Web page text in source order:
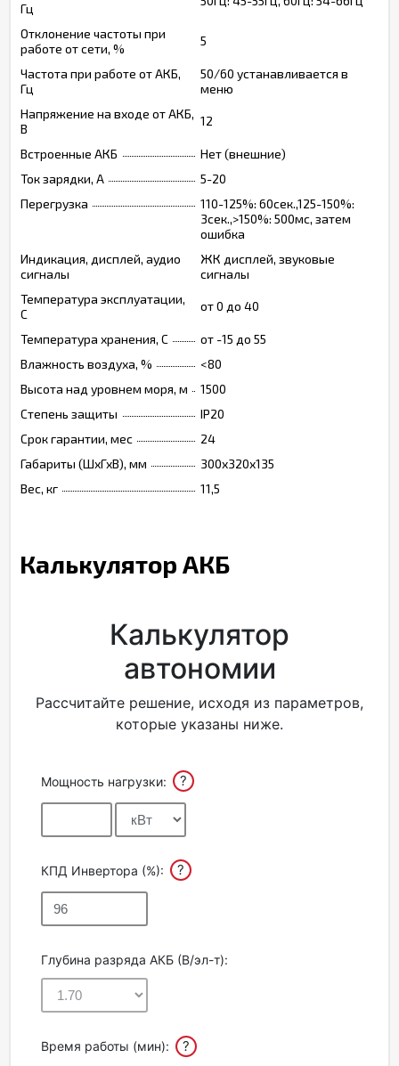
Гц
Отклонение частоты при
работе от сети, %
5
Частота при работе от АКБ,
Гц
50/60 устанавливается в
меню
Напряжение на входе от АКБ,
В
12
Встроенные АКБ
Нет (внешние)
Ток зарядки, А
5-20
Перегрузка
110-125%: 60сек.,125-150%:
3сек.,>150%: 500мс, затем
ошибка
Индикация, дисплей, аудио
сигналы
ЖК дисплей, звуковые
сигналы
Температура эксплуатации,
C
от 0 до 40
Температура хранения, C
от -15 до 55
Влажность воздуха, %
<80
Высота над уровнем моря, м
1500
Степень защиты
IP20
Срок гарантии, мес
24
Габариты (ШхГхВ), мм
300х320х135
Вес, кг
11,5
Калькулятор АКБ
Калькулятор
автономии
Рассчитайте решение, исходя из параметров,
которые указаны ниже.
Мощность нагрузки: ?
КПД Инвертора (%): ?
Глубина разряда АКБ (В/эл-т):
Время работы (мин): ?